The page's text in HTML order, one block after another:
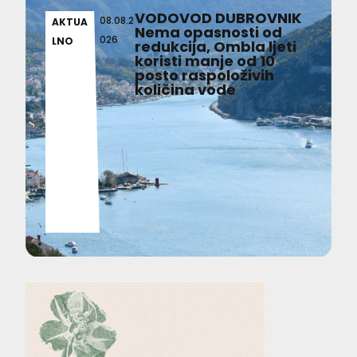
AKTUA
LNO
08.08.2
026
VODOVOD DUBROVNIK
Nema opasnosti od
redukcija, Ombla ljeti
koristi manje od 10
posto raspoloživih
količina vode